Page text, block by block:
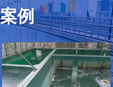
例